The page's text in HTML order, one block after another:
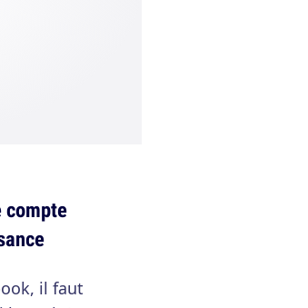
compte
il faut